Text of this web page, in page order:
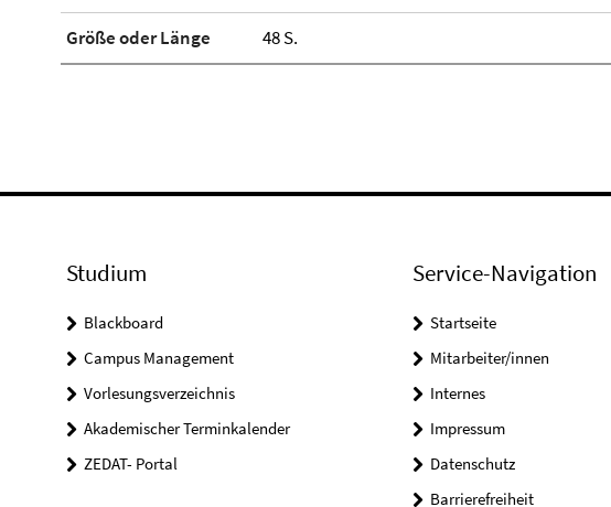
Größe oder Länge 48 S.
Studium
Blackboard
Campus Management
Vorlesungsverzeichnis
Akademischer Terminkalender
ZEDAT- Portal
Service-Navigation
Startseite
Mitarbeiter/innen
Internes
Impressum
Datenschutz
Barrierefreiheit